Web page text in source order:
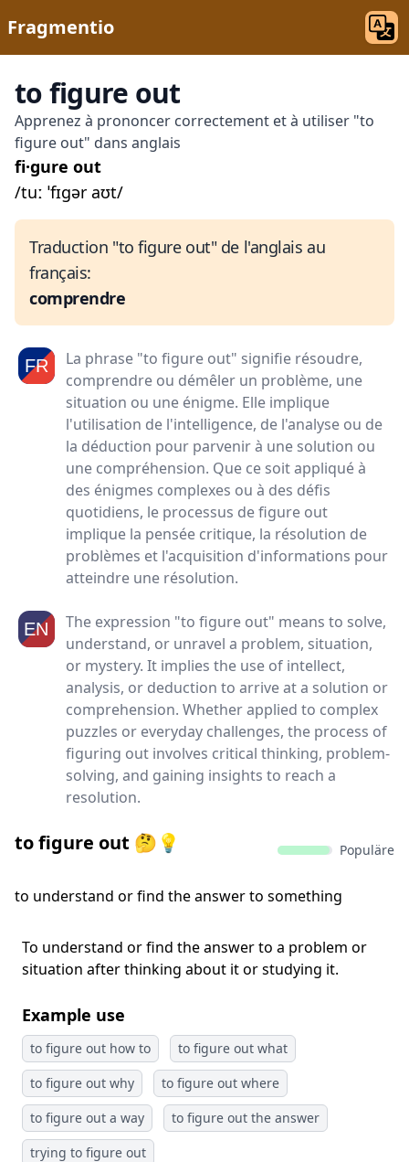
Fragmentio
to figure out
Apprenez à prononcer correctement et à utiliser "to
figure out" dans anglais
fi·gure out
/tuː ˈfɪɡər aʊt/
Traduction "to figure out" de l'anglais au
français:
comprendre
La phrase "to figure out" signifie résoudre,
comprendre ou démêler un problème, une
situation ou une énigme. Elle implique
l'utilisation de l'intelligence, de l'analyse ou de
la déduction pour parvenir à une solution ou
une compréhension. Que ce soit appliqué à
des énigmes complexes ou à des défis
quotidiens, le processus de figure out
implique la pensée critique, la résolution de
problèmes et l'acquisition d'informations pour
atteindre une résolution.
The expression "to figure out" means to solve,
understand, or unravel a problem, situation,
or mystery. It implies the use of intellect,
analysis, or deduction to arrive at a solution or
comprehension. Whether applied to complex
puzzles or everyday challenges, the process of
figuring out involves critical thinking, problem-
solving, and gaining insights to reach a
resolution.
to figure out 🤔💡 Populäre
to understand or find the answer to something
To understand or find the answer to a problem or
situation after thinking about it or studying it.
Example use
to figure out how to
to figure out what
to figure out why
to figure out where
to figure out a way
to figure out the answer
trying to figure out